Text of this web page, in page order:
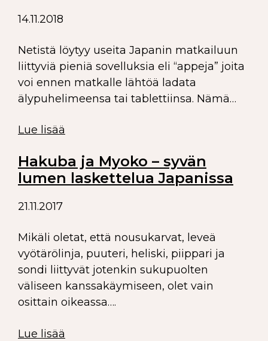
14.11.2018
Netistä löytyy useita Japanin matkailuun
liittyviä pieniä sovelluksia eli “appeja” joita
voi ennen matkalle lähtöä ladata
älypuhelimeensa tai tablettiinsa. Nämä…
Lue lisää
Hakuba ja Myoko – syvän
lumen laskettelua Japanissa
21.11.2017
Mikäli oletat, että nousukarvat, leveä
vyötärölinja, puuteri, heliski, piippari ja
sondi liittyvät jotenkin sukupuolten
väliseen kanssakäymiseen, olet vain
osittain oikeassa….
Lue lisää